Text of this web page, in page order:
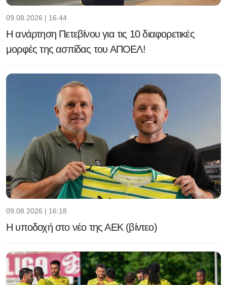
09.08.2026 | 16:44
Η ανάρτηση Πετεβίνου για τις 10 διαφορετικές
μορφές της ασπίδας του ΑΠΟΕΛ!
09.08.2026 | 16:18
Η υποδοχή στο νέο της ΑΕΚ (βίντεο)